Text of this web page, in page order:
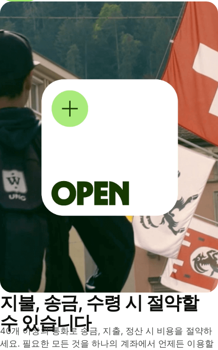
지불, 송금, 수령 시 절약할
수 있습니다
40개 이상의 통화로 송금, 지출, 정산 시 비용을 절약하
세요. 필요한 모든 것을 하나의 계좌에서 언제든 이용할